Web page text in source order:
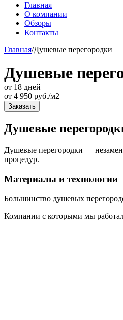
Главная
О компании
Обзоры
Контакты
Главная/Душевые перегородки
Душевые
от 18 дней
от 4 950 руб./м2
Заказать
Душевые
Душевые перегородки —
процедур.
Материалы и технологии
Большинство душевых
Компании с которыми мы